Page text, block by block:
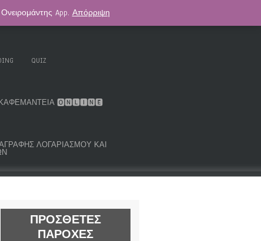
ORACLE DECK ΑΣΤΡΟΛΟΓΊΑ
QUIZ
ΚΑΦΕΜΑΝΤΕΊΑ 🅾🅽🅻🅸🅽🅴
ΔΙΑΓΡΑΦΉΣ ΛΟΓΑΡΙΑΣΜΟΎ ΚΑΙ
ΠΡΌΣΘΕΤΕΣ
ΠΑΡΟΧΈΣ
App. Απόρριψη